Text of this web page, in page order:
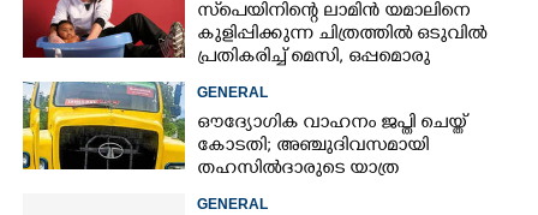
സ്‌പെയിനിന്റെ ലാമിൻ യമാലിനെ
കുളിപ്പിക്കുന്ന ചിത്രത്തിൽ ഒടുവിൽ
പ്രതികരിച്ച് മെസി, ഒപ്പമൊരു
മുന്നറിയിപ്പും
GENERAL
ഔദ്യോഗിക വാഹനം ജപ്തി ചെയ്ത്
കോടതി; അഞ്ചുദിവസമായി
തഹസിൽദാരുടെ യാത്ര
ടിപ്പർ ലോറിയിൽ
GENERAL